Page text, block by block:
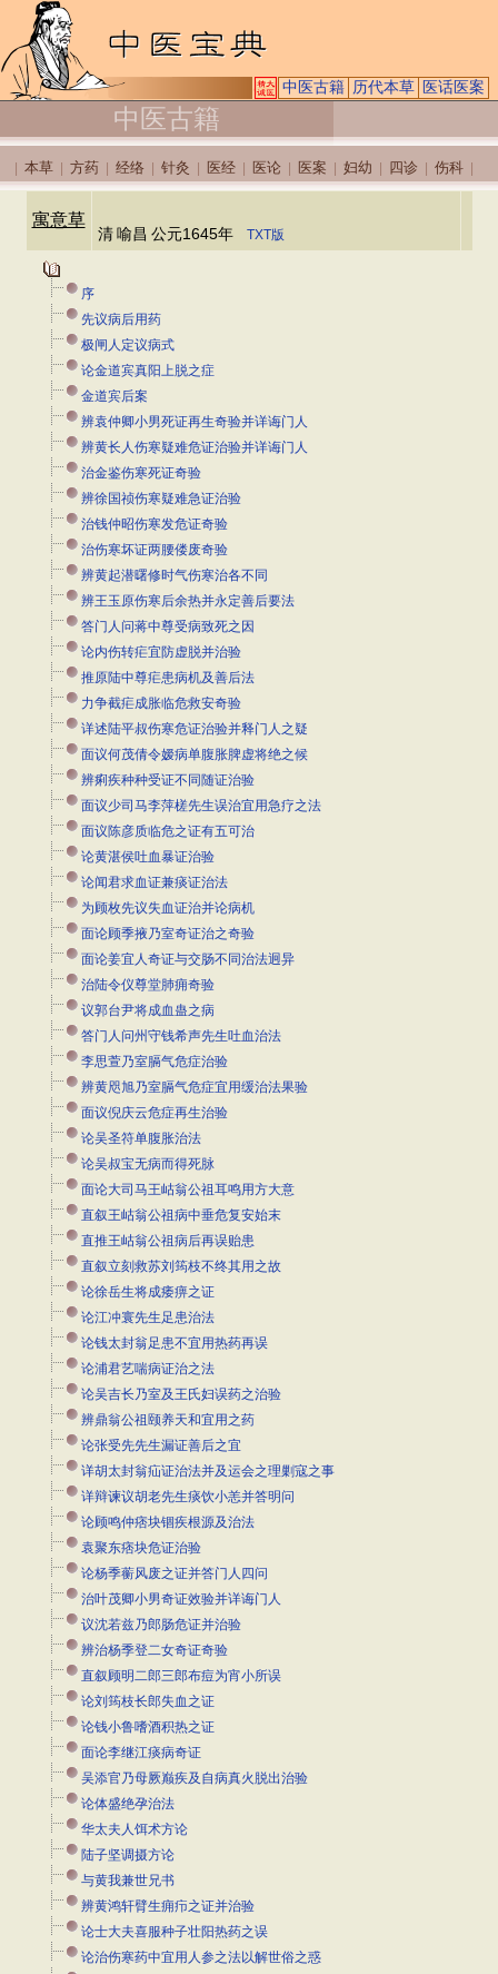
中医古籍 历代本草 医话医案
中医古籍
本草 方药 经络 针灸 医经 医论 医案 妇幼 四诊 伤科
寓意草
清 喻昌 公元1645年 TXT版
序
先议病后用药
极闸人定议病式
论金道宾真阳上脱之症
金道宾后案
辨袁仲卿小男死证再生奇验并详诲门人
辨黄长人伤寒疑难危证治验并详诲门人
治金鉴伤寒死证奇验
辨徐国祯伤寒疑难急证治验
治钱仲昭伤寒发危证奇验
治伤寒坏证两腰偻废奇验
辨黄起潜曙修时气伤寒治各不同
辨王玉原伤寒后余热并永定善后要法
答门人问蒋中尊受病致死之因
论内伤转疟宜防虚脱并治验
推原陆中尊疟患病机及善后法
力争截疟成胀临危救安奇验
详述陆平叔伤寒危证治验并释门人之疑
面议何茂倩令嫒病单腹胀脾虚将绝之候
辨痢疾种种受证不同随证治验
面议少司马李萍槎先生误治宜用急疗之法
面议陈彦质临危之证有五可治
论黄湛侯吐血暴证治验
论闻君求血证兼痰证治法
为顾枚先议失血证治并论病机
面论顾季掖乃室奇证治之奇验
面论姜宜人奇证与交肠不同治法迥异
治陆令仪尊堂肺痈奇验
议郭台尹将成血蛊之病
答门人问州守钱希声先生吐血治法
李思萱乃室膈气危症治验
辨黄咫旭乃室膈气危症宜用缓治法果验
面议倪庆云危症再生治验
论吴圣符单腹胀治法
论吴叔宝无病而得死脉
面论大司马王岵翁公祖耳鸣用方大意
直叙王岵翁公祖病中垂危复安始末
直推王岵翁公祖病后再误贻患
直叙立刻救苏刘筠枝不终其用之故
论徐岳生将成痿痹之证
论江冲寰先生足患治法
论钱太封翁足患不宜用热药再误
论浦君艺喘病证治之法
论吴吉长乃室及王氏妇误药之治验
辨鼎翁公祖颐养天和宜用之药
论张受先先生漏证善后之宜
详胡太封翁疝证治法并及运会之理剿寇之事
详辩谏议胡老先生痰饮小恙并答明问
论顾鸣仲痞块锢疾根源及治法
袁聚东痞块危证治验
论杨季蘅风废之证并答门人四问
治叶茂卿小男奇证效验并详诲门人
议沈若兹乃郎肠危证并治验
辨治杨季登二女奇证奇验
直叙顾明二郎三郎布痘为宵小所误
论刘筠枝长郎失血之证
论钱小鲁嗜酒积热之证
面论李继江痰病奇证
吴添官乃母厥巅疾及自病真火脱出治验
论体盛绝孕治法
华太夫人饵术方论
陆子坚调摄方论
与黄我兼世兄书
辨黄鸿轩臂生痈疖之证并治验
论士大夫喜服种子壮阳热药之误
论治伤寒药中宜用人参之法以解世俗之惑